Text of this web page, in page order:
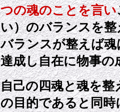
つの魂のことを言い
い）のバランスを
バランスが整えば
達成し自在に物事
自己の四魂と魂を
の目的であると同